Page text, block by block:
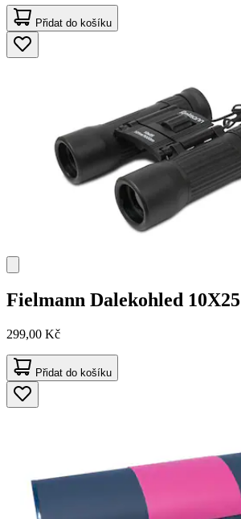
Přidat do košíku
Fielmann Dalekohled 10X25
299,00 Kč
Přidat do košíku